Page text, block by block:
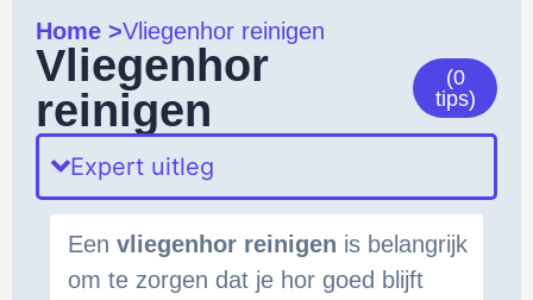
Home >Vliegenhor reinigen
Vliegenhor
reinigen
(0
tips)
Expert uitleg
Een vliegenhor reinigen is belangrijk
om te zorgen dat je hor goed blijft